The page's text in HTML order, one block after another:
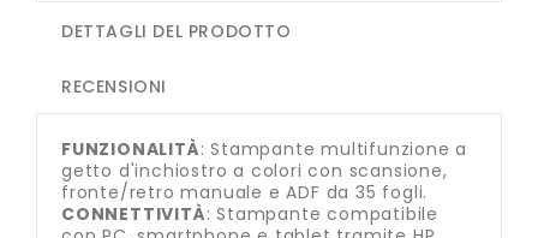
DETTAGLI DEL PRODOTTO
RECENSIONI
FUNZIONALITÀ: Stampante multifunzione a
getto d'inchiostro a colori con scansione,
fronte/retro manuale e ADF da 35 fogli.
CONNETTIVITÀ: Stampante compatibile